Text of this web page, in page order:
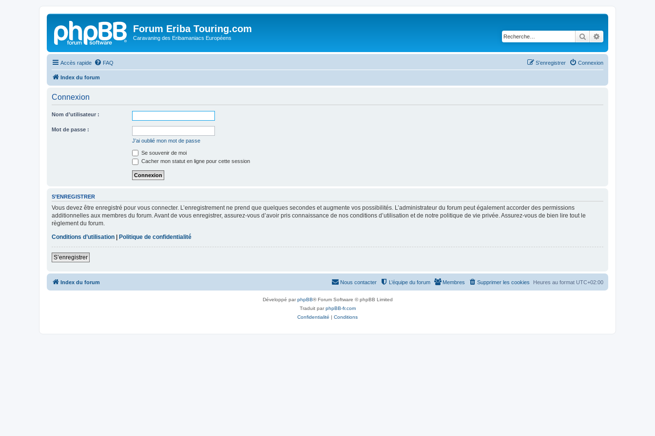
Forum Eriba Touring.com
Caravaning des Eribamaniacs Européens Rechercher
Accès rapide FAQ Connexion
S’enregistrer
Index du forum
Connexion
Nom d’utilisateur :
Mot de passe :
J’ai oublié mon mot de passe
Se souvenir de moi
Cacher mon statut en ligne pour cette session
S’ENREGISTRER
Vous devez être enregistré pour vous connecter. L’enregistrement ne prend que quelques secondes et augmente vos possibilités. L’administrateur du forum peut également accorder des permissions
additionnelles aux membres du forum. Avant de vous enregistrer, assurez-vous d’avoir pris connaissance de nos conditions d’utilisation et de notre politique de vie privée. Assurez-vous de bien lire tout le
règlement du forum.
Conditions d’utilisation
Politique de confidentialité
S’enregistrer
Index du forum Heures au format UTC+02:00
Supprimer les cookies
Membres
L’équipe du forum
Nous contacter
Développé parphpBB® Forum Software © phpBB Limited
Traduit parphpBB-fr.com
Confidentialité | Conditions